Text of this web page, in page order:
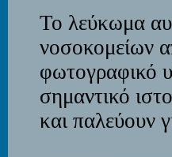
Το λεύκωμα
νοσοκομείων
φωτογραφικό
σημαντικό
και παλεύουν